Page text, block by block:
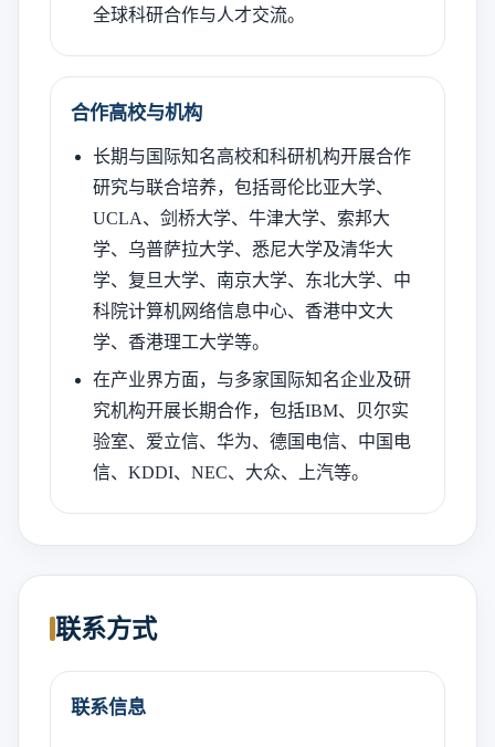
全球科研合作与人才交流。
合作高校与机构
长期与国际知名高校和科研机构开展合作
研究与联合培养，包括哥伦比亚大学、
UCLA、剑桥大学、牛津大学、索邦大
学、乌普萨拉大学、悉尼大学及清华大
学、复旦大学、南京大学、东北大学、中
科院计算机网络信息中心、香港中文大
学、香港理工大学等。
在产业界方面，与多家国际知名企业及研
究机构开展长期合作，包括IBM、贝尔实
验室、爱立信、华为、德国电信、中国电
信、KDDI、NEC、大众、上汽等。
联系方式
联系信息